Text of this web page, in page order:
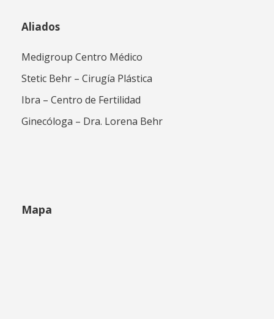
Aliados
Medigroup Centro Médico
Stetic Behr – Cirugía Plástica
Ibra – Centro de Fertilidad
Ginecóloga – Dra. Lorena Behr
Mapa